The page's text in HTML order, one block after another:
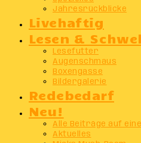
Jahresrückblicke
Livehaftig
Lesen &
Lesefutter
Augenschmaus
Boxengasse
Bildergalerie
Redebedarf
Neu!
Alle Beiträge auf
Aktuelles